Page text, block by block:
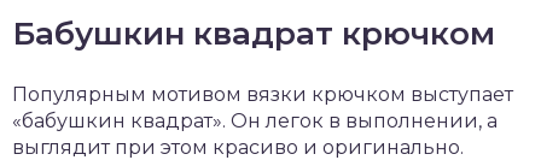
Бабушкин квадрат крючком
Популярным мотивом вязки крючком выступает
«бабушкин квадрат». Он легок в выполнении, а
выглядит при этом красиво и оригинально.